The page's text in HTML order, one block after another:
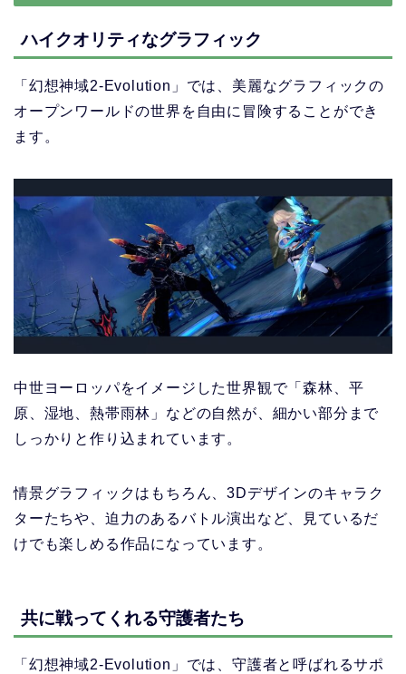
ハイクオリティなグラフィック
「幻想神域2-Evolution」 では、美麗なグラフィックの
オープンワールドの世界を自由に冒険することができ
ます。
中世ヨーロッパをイメージした世界観で「森林、平
原、湿地、熱帯雨林」 などの自然が、細かい部分まで
しっかりと作り込まれています。
情景グラフィックはもちろん、3Dデザインのキャラク
ターたちや、迫力のあるバトル演出など、見ているだ
けでも楽しめる作品になっています。
共に戦ってくれる守護者たち
「幻想神域2-Evolution」 では、守護者と呼ばれるサポ